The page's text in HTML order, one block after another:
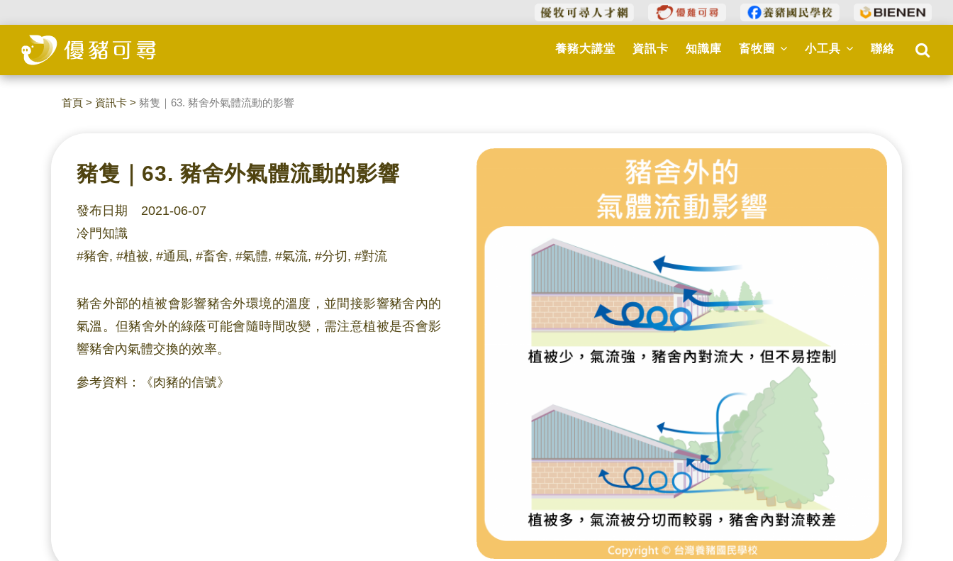
養豬大講堂 資訊卡 知識庫 畜牧圈 小工具 聯絡
首頁 > 資訊卡 > 豬隻｜63. 豬舍外氣體流動的影響
豬隻｜63. 豬舍外氣體流動的影響
發布日期 2021-06-07
冷門知識
#豬舍, #植被, #通風, #畜舍, #氣體, #氣流, #分切, #對流
豬舍外部的植被會影響豬舍外環境的溫度，並間接影響豬舍內的
氣溫。但豬舍外的綠蔭可能會隨時間改變，需注意植被是否會影
響豬舍內氣體交換的效率。
參考資料：《肉豬的信號》